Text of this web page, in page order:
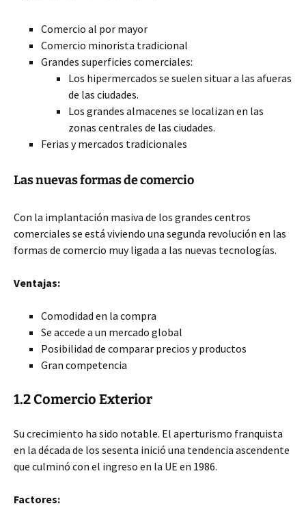
Comercio al por mayor
Comercio minorista tradicional
Grandes superficies comerciales:
Los hipermercados se suelen situar a las afueras
de las ciudades.
Los grandes almacenes se localizan en las
zonas centrales de las ciudades.
Ferias y mercados tradicionales
Las nuevas formas de comercio
Con la implantación masiva de los grandes centros
comerciales se está viviendo una segunda revolución en las
formas de comercio muy ligada a las nuevas tecnologías.
Ventajas:
Comodidad en la compra
Se accede a un mercado global
Posibilidad de comparar precios y productos
Gran competencia
1.2 Comercio Exterior
Su crecimiento ha sido notable. El aperturismo franquista
en la década de los sesenta inició una tendencia ascendente
que culminó con el ingreso en la UE en 1986.
Factores: